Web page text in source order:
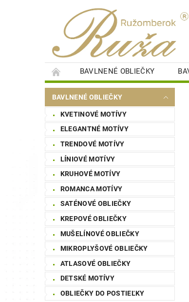
BAVLNENÉ OBLIEČKY
DETSKÉ PERINKY
DETSKÉ
SAUNOVÉ PLACHTY
ŠTÝLOVÉ
NÁKUPNÁ SÚŤAŽ
BAVLNENÉ OBLIEČKY
KVETINOVÉ MOTÍVY
ELEGANTNÉ MOTÍVY
TRENDOVÉ MOTÍVY
LÍNIOVÉ MOTÍVY
KRUHOVÉ MOTÍVY
ROMANCA MOTÍVY
SATÉNOVÉ OBLIEČKY
KREPOVÉ OBLIEČKY
MUŠELÍNOVÉ OBLIEČKY
MIKROPLYŠOVÉ OBLIEČKY
ATLASOVÉ OBLIEČKY
DETSKÉ MOTÍVY
OBLIEČKY DO POSTIEĽKY